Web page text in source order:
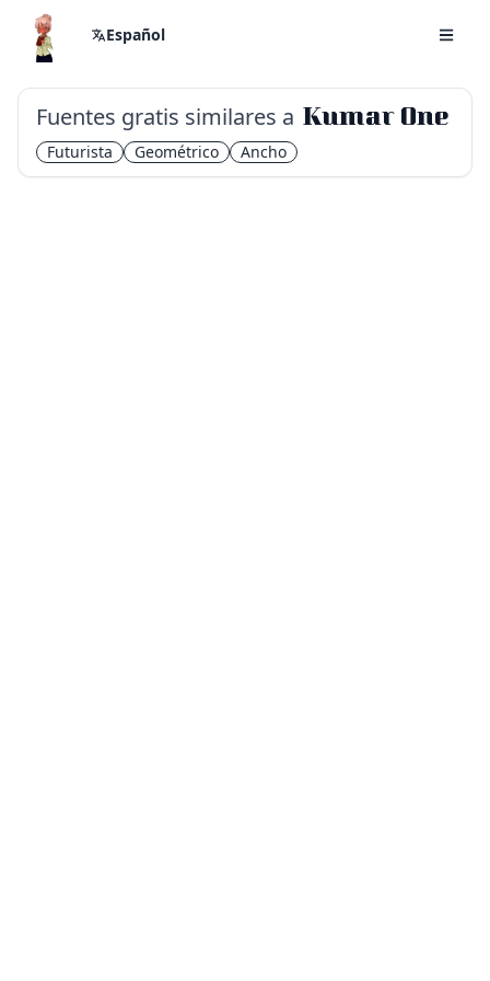
Español
Fuentes gratis similares a Kumar One
Futurista Geométrico Ancho